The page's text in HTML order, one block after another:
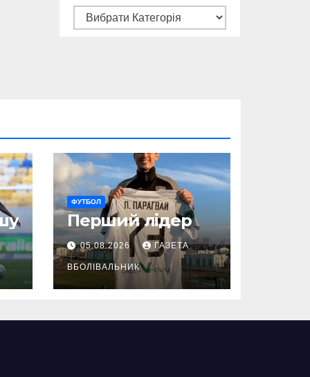
ФУТБОЛ
Перший лідер
05.08.2026 ГАЗЕТА
ВБОЛІВАЛЬНИК